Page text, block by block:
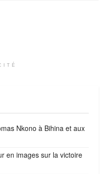
Nkono à Bihina et aux
en images sur la victoire